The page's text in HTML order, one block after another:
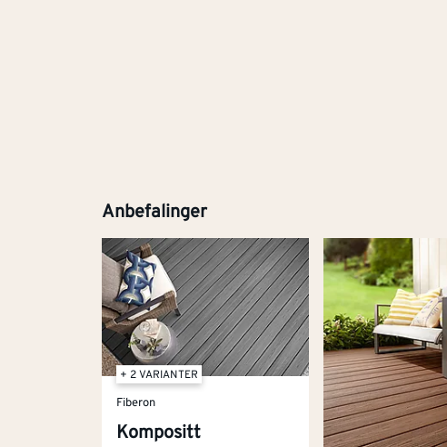
Anbefalinger
+ 2 VARIANTER
Fiberon
Kompositt